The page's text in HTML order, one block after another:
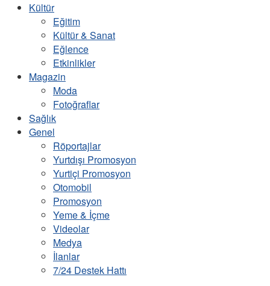
Kültür
Eğitim
Kültür & Sanat
Eğlence
Etkinlikler
Magazin
Moda
Fotoğraflar
Sağlık
Genel
Röportajlar
Yurtdışı Promosyon
Yurtiçi Promosyon
Otomobil
Promosyon
Yeme & İçme
Videolar
Medya
İlanlar
7/24 Destek Hattı